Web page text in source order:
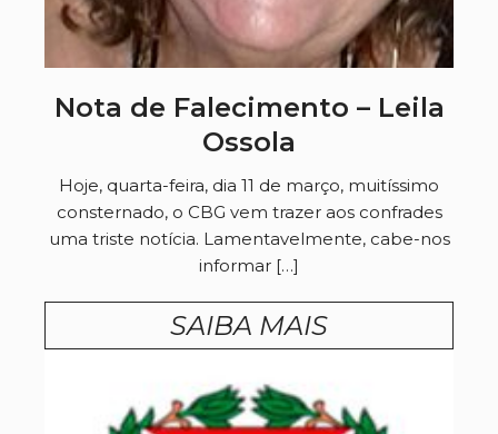
Nota de Falecimento – Leila
Ossola
Hoje, quarta-feira, dia 11 de março, muitíssimo
consternado, o CBG vem trazer aos confrades
uma triste notícia. Lamentavelmente, cabe-nos
informar […]
SAIBA MAIS